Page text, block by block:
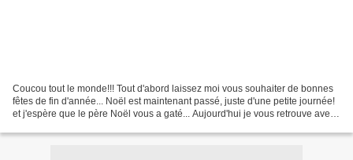
Coucou tout le monde!!! Tout d'abord laissez moi vous souhaiter de bonnes
fêtes de fin d'année... Noël est maintenant passé, juste d'une petite journée!
et j'espère que le père Noël vous a gaté... Aujourd'hui je vous retrouve avec